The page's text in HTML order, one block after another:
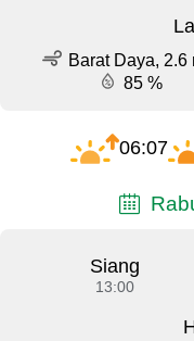
Barat Daya, 2.6
85 %
06:07
Siang
13:00